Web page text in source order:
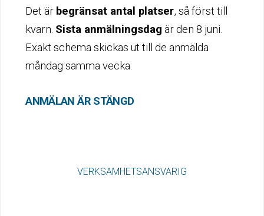
Det är begränsat antal platser, så först till
kvarn. Sista anmälningsdag är den 8 juni.
Exakt schema skickas ut till de anmälda
måndag samma vecka.
ANMÄLAN ÄR STÄNGD
VERKSAMHETSANSVARIG